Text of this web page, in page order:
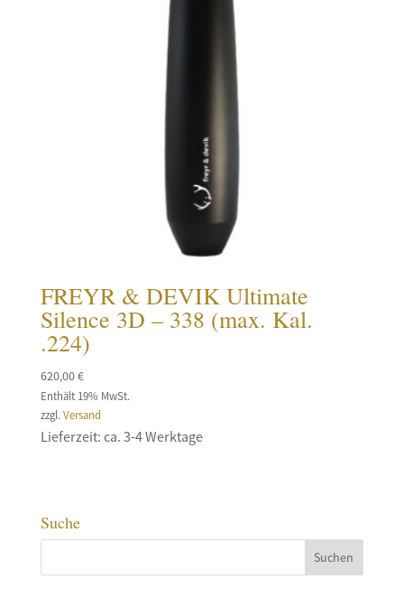
FREYR & DEVIK Ultimate
Silence 3D – 338 (max. Kal.
.224)
620,00€
Enthält 19% MwSt.
zzgl. Versand
Lieferzeit: ca. 3-4 Werktage
Suche